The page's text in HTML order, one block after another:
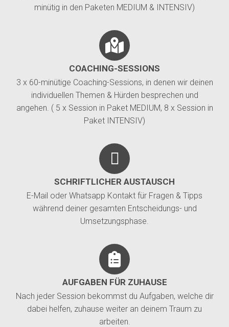
minütig in den Paketen MEDIUM & INTENSIV)
COACHING-SESSIONS
3 x 60-minütige Coaching-Sessions, in denen wir deinen
individuellen Themen & Hürden besprechen und
angehen. ( 5 x Session in Paket MEDIUM, 8 x Session in
Paket INTENSIV)
SCHRIFTLICHER AUSTAUSCH
E-Mail oder Whatsapp Kontakt für Fragen & Tipps
während deiner gesamten Entscheidungs- und
Umsetzungsphase.
AUFGABEN FÜR ZUHAUSE
Nach jeder Session bekommst du Aufgaben, welche dir
dabei helfen, zuhause weiter an deinem Traum zu
arbeiten.